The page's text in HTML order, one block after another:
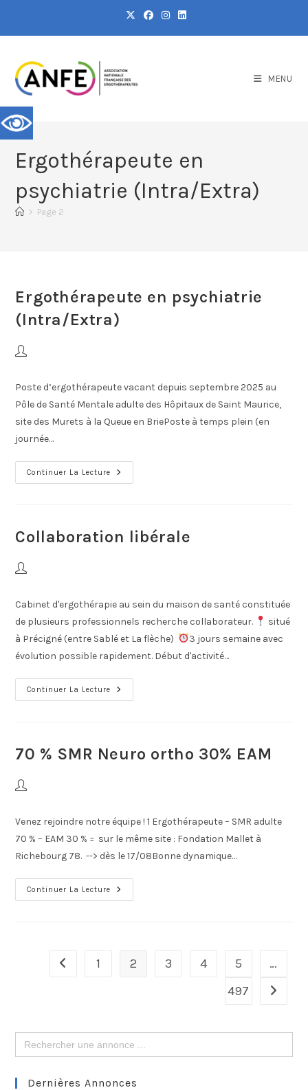
MENU
Ergothérapeute en
psychiatrie (Intra/Extra)
> Page 2
Ergothérapeute en psychiatrie
(Intra/Extra)
Poste d’ergothérapeute vacant depuis septembre 2025 au
Pôle de Santé Mentale adulte des Hôpitaux de Saint Maurice,
site des Murets à la Queue en BriePoste à temps plein (en
journée…
Continuer La Lecture
Collaboration libérale
Cabinet d'ergothérapie au sein du maison de santé constituée
de plusieurs professionnels recherche collaborateur.
situé
à Précigné (entre Sablé et La flèche)
3 jours semaine avec
évolution possible rapidement. Début d'activité…
Continuer La Lecture
70 % SMR Neuro ortho 30% EAM
Venez rejoindre notre équipe ! 1 Ergothérapeute – SMR adulte
70 % – EAM 30 % = sur le même site : Fondation Mallet à
Richebourg 78. --> dès le 17/08Bonne dynamique…
Continuer La Lecture
1 2 3 4 5
…
497
Search
for:
Dernières Annonces